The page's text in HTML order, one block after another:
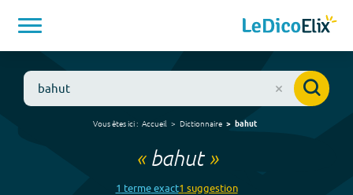
Vous êtes ici : Accueil Dictionnaire bahut
« bahut»
1 termeexact1 suggestion